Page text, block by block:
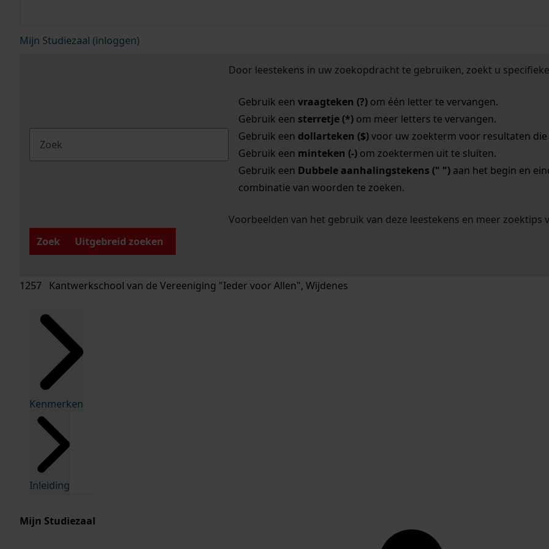
Mijn Studiezaal (inloggen)
Door leestekens in uw zoekopdracht te gebruiken, zoekt u
Gebruik een vraagteken (?)om één letter te vervangen.
Gebruik een sterretje (*)om meer letters te vervangen.
Gebruik een dollarteken ($)voor uw zoekterm voor resultaten die
Gebruik een minteken (-)om zoektermen uit te sluiten.
Gebruik een Dubbele aanhalingstekens (" ")aan het begin en
combinatie van woorden te zoeken.
Voorbeelden van het gebruik van deze leestekens en meer zoektips
Zoek
Uitgebreid zoeken
1257 Kantwerkschool van de Vereeniging "Ieder voor Allen", Wijdenes
Kenmerken
Inleiding
Mijn Studiezaal